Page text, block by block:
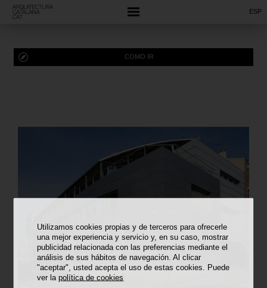
Utilizamos cookies propias y de terceros para ofrecerle
una mejor experiencia y servicio y, en su caso, mostrar
publicidad relacionada con las preferencias mediante el
análisis de sus hábitos de navegación. Al clicar
"aceptar", usted acepta el uso de estas cookies. Puede
ver lapolítica de cookies
ESP
COMO IR